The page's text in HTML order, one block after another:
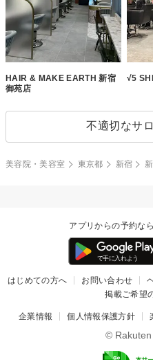
HAIR & MAKE EARTH 新宿
御苑店
√5
不適切なサ
美容院・美容室 東京都 新宿
アプリからの予約な
はじめての方へ お問い合わせ
掲載ご希望
企業情報 個人情報保護方針
© Rakuten